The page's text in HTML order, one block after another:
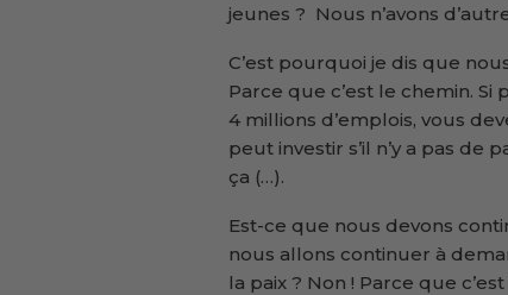
jeunes ? Nous n’avons
C’est pourquoi je dis que
Parce que c’est le chemin. Si
4 millions d’emplois, vous
peut investir s’il n’y a pas de
ça (…).
Est-ce que nous devons
nous allons continuer à
la paix ? Non ! Parce que